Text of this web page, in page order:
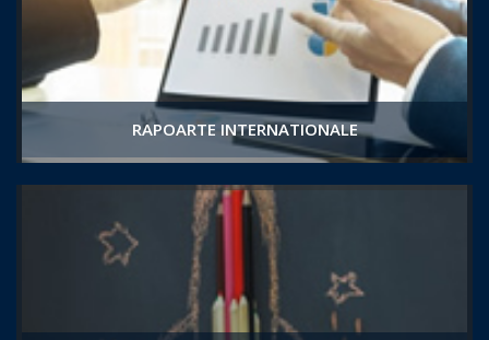
RAPOARTE INTERNATIONALE